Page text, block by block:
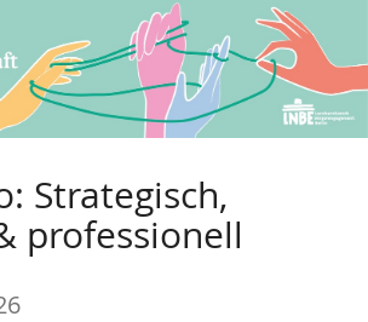
Strategisch,
professionell